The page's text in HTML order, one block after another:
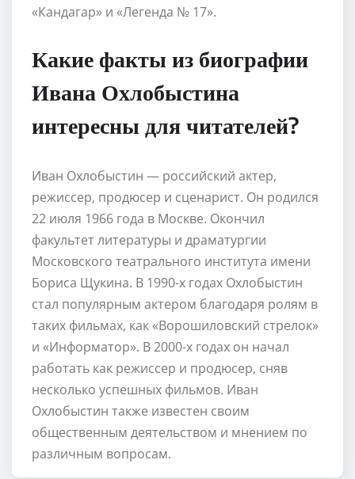
«Кандагар» и «Легенда № 17».
Какие факты из биографии
Ивана Охлобыстина
интересны для читателей?
Иван Охлобыстин — российский актер,
режиссер, продюсер и сценарист. Он родился
22 июля 1966 года в Москве. Окончил
факультет литературы и драматургии
Московского театрального института имени
Бориса Щукина. В 1990-х годах Охлобыстин
стал популярным актером благодаря ролям в
таких фильмах, как «Ворошиловский стрелок»
и «Информатор». В 2000-х годах он начал
работать как режиссер и продюсер, сняв
несколько успешных фильмов. Иван
Охлобыстин также известен своим
общественным деятельством и мнением по
различным вопросам.